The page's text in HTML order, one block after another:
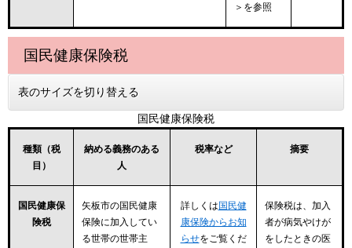
＞ を参照
国民健康保険税
表のサイズを切り替える
国民健康保険税
種類（税
目）
納める義務のある
人
税率など 摘要
国民健康保
険税
矢板市の国民健康
保険に加入してい
る世帯の世帯主
詳しくは国民健
康保険からお知
らせをご覧くだ
保険税は、加入
者が病気やけが
をしたときの医